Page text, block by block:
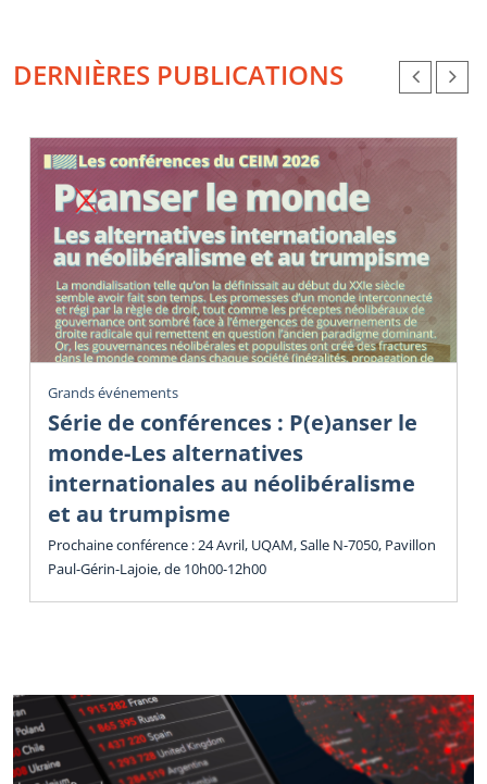
DERNIÈRES PUBLICATIONS
Grands événements
Série de conférences : P(e)anser le
monde-Les alternatives
internationales au néolibéralisme
et au trumpisme
Prochaine conférence : 24 Avril, UQAM, Salle N-7050, Pavillon
Paul-Gérin-Lajoie, de 10h00-12h00